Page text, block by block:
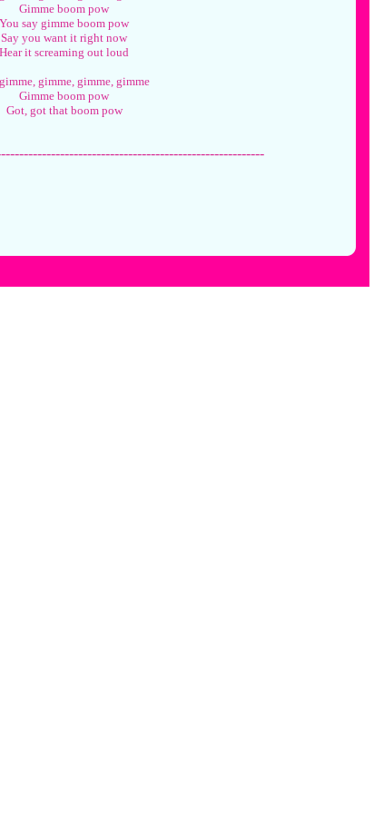
Gimme boom pow
You say gimme boom pow
Say you want it right now
Hear it screaming out loud
gimme, gimme, gimme
Gimme boom pow
Got, got that boom pow